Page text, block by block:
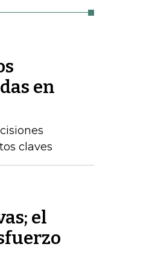
en
claves
el